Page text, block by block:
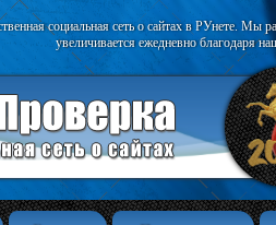
социальная сеть о сайтах в РУнете. Мы
увеличивается ежедневно благодаря